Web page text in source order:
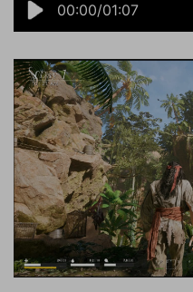
00:00/01:07